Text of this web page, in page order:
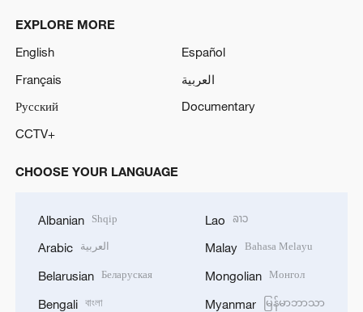
EXPLORE MORE
English
Español
Français
العربية
Русский
Documentary
CCTV+
CHOOSE YOUR LANGUAGE
Albanian Shqip
Arabic العربية
Belarusian Беларуская
Bengali বাংলা
Lao ລາວ
Malay Bahasa Melayu
Mongolian Монгол
Myanmar မြန်မာဘာသာ